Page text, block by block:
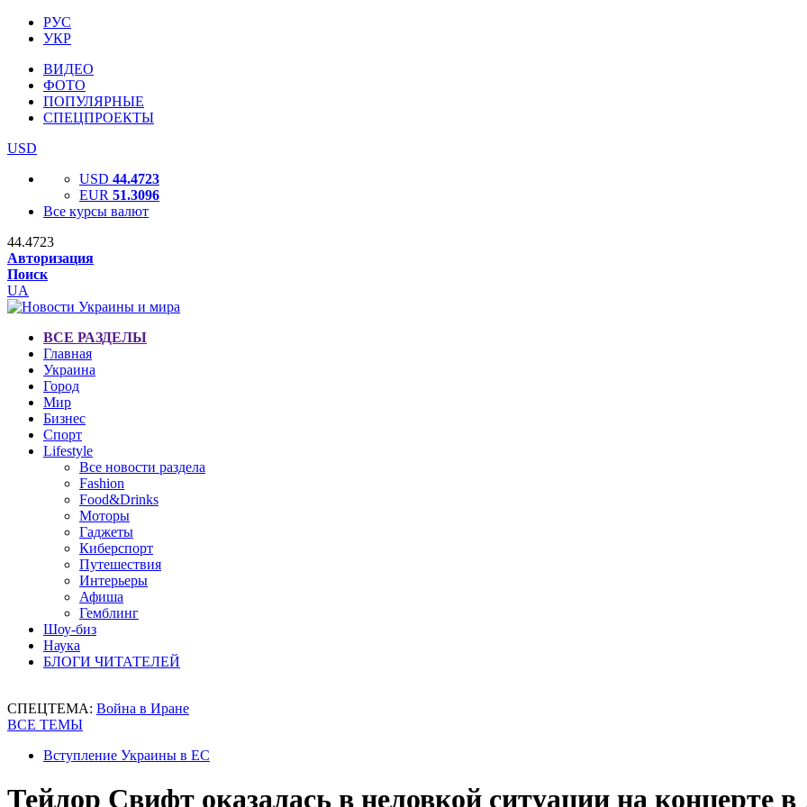
РУС
УКР
ВИДЕО
ФОТО
ПОПУЛЯРНЫЕ
СПЕЦПРОЕКТЫ
USD
USD 44.4723
EUR 51.3096
Все курсы валют
44.4723
Авторизация
Поиск
UA
ВСЕ РАЗДЕЛЫ
Главная
Украина
Город
Мир
Бизнес
Спорт
Lifestyle
Все новости раздела
Fashion
Food&Drinks
Моторы
Гаджеты
Киберспорт
Путешествия
Интерьеры
Афиша
Гемблинг
Шоу-биз
Наука
БЛОГИ ЧИТАТЕЛЕЙ
СПЕЦТЕМА: Война в Иране
ВСЕ ТЕМЫ
Вступление Украины в ЕС
Тейлор Свифт оказалась в неловкой ситуации на концерте в